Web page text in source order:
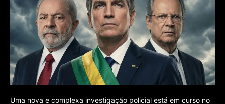
Uma nova e complexa investigação policial está em curso no